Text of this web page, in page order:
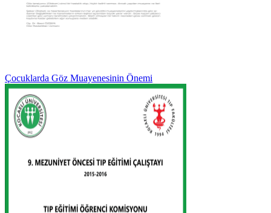
Çocuklarda Göz Muayenesinin Önemi